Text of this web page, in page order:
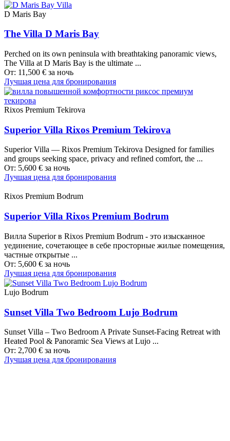
D Maris Bay
The Villa D Maris Bay
Perched on its own peninsula with breathtaking panoramic views,
The Villa at D Maris Bay is the ultimate ...
От: 11,500 € за ночь
Лучшая цена для бронирования
Rixos Premium Tekirova
Superior Villa Rixos Premium Tekirova
Superior Villa — Rixos Premium Tekirova Designed for families
and groups seeking space, privacy and refined comfort, the ...
От: 5,600 € за ночь
Лучшая цена для бронирования
Rixos Premium Bodrum
Superior Villa Rixos Premium Bodrum
Вилла Superior в Rixos Premium Bodrum - это изысканное
уединение, сочетающее в себе просторные жилые помещения,
частные открытые ...
От: 5,600 € за ночь
Лучшая цена для бронирования
Lujo Bodrum
Sunset Villa Two Bedroom Lujo Bodrum
Sunset Villa – Two Bedroom A Private Sunset-Facing Retreat with
Heated Pool & Panoramic Sea Views at Lujo ...
От: 2,700 € за ночь
Лучшая цена для бронирования